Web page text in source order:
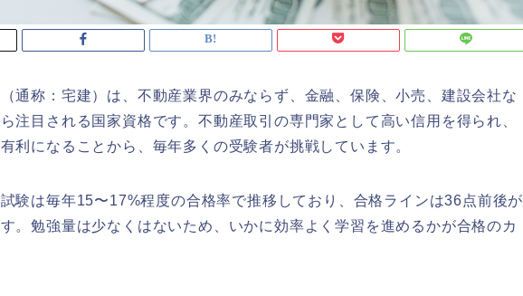
通称：宅建）は、不動産業界のみならず、金融、保険、小売、建設会社な
注目される国家資格です。不動産取引の専門家として高い信用を得られ、
利になることから、毎年多くの受験者が挑戦しています。
験は毎年15〜17%程度の合格率で推移しており、合格ラインは36点前後が
。勉強量は少なくはないため、いかに効率よく学習を進めるかが合格のカ